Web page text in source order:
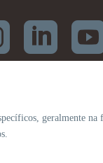
geralmente